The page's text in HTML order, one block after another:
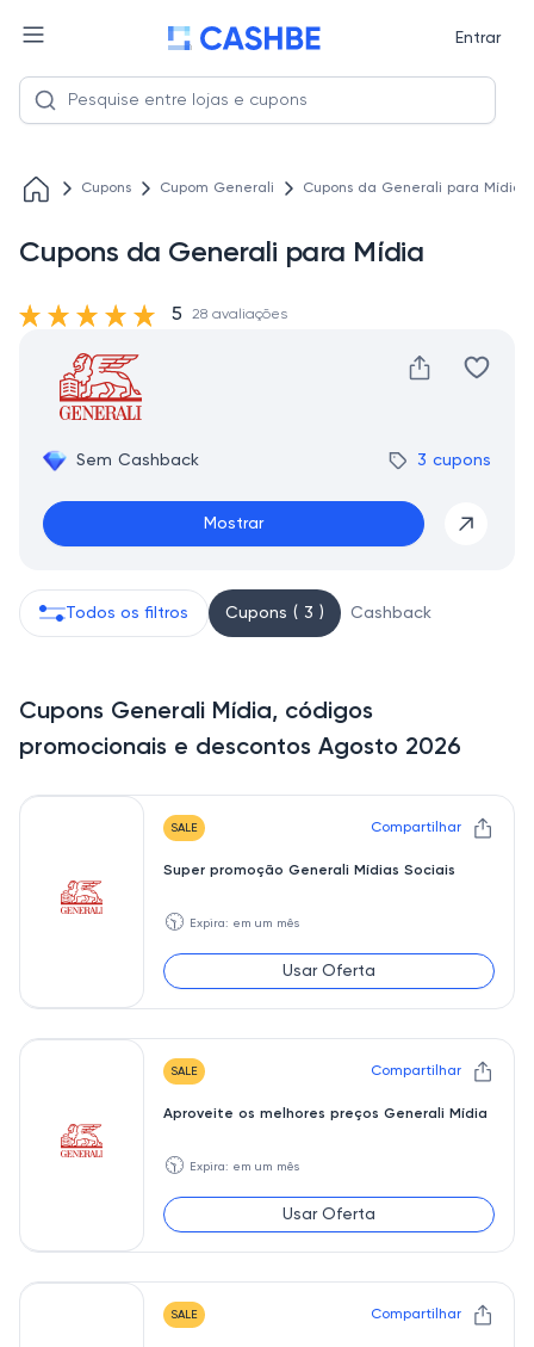
Entrar
Cupons Cupom Generali Cupons da Generali para Mídia
Cupons da Generali para Mídia
Sem Cashback 3 cupons
Mostrar
5 28 avaliações
Todos os filtros Cupons ( 3 ) Cashback
Cupons Generali Mídia, códigos
promocionais e descontos Agosto 2026
SALE Compartilhar
Super promoção Generali Mídias Sociais
🕥 Expira: em um mês
Usar Oferta
SALE Compartilhar
Aproveite os melhores preços Generali Mídia
🕥 Expira: em um mês
Usar Oferta
SALE Compartilhar